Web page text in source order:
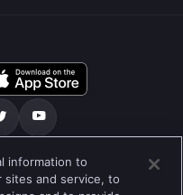
นโยบายความเป็นส่วนตัว
information to
sites and service, to